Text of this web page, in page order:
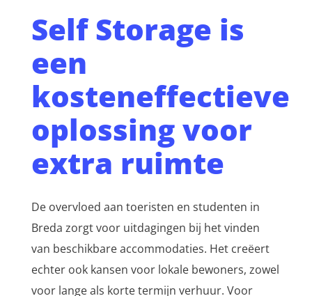
Self Storage is
een
kosteneffectieve
oplossing voor
extra ruimte
De overvloed aan toeristen en studenten in
Breda zorgt voor uitdagingen bij het vinden
van beschikbare accommodaties. Het creëert
echter ook kansen voor lokale bewoners, zowel
voor lange als korte termijn verhuur. Voor